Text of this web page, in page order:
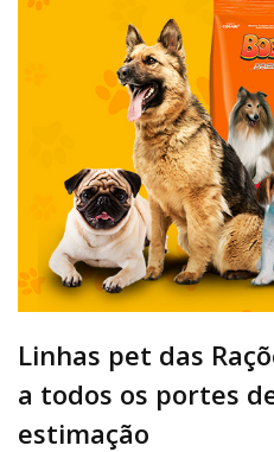
Linhas pet das
a todos os portes
estimação